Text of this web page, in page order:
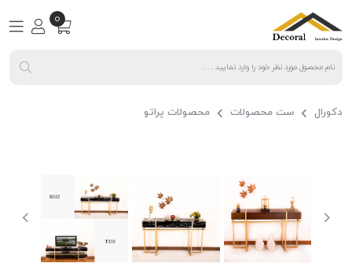
0
دکورال ست محصولات محصولات پراتو